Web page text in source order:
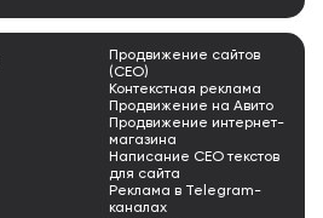
Продвижение сайтов
(СЕО)
Контекстная реклама
Продвижение на Авито
Продвижение интернет-
магазина
Написание СЕО текстов
для сайта
Реклама в Telegram-
каналах